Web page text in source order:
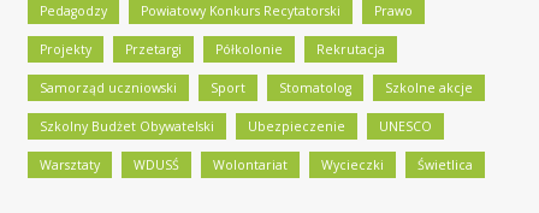
Pedagodzy Powiatowy Konkurs Recytatorski Prawo
Projekty Przetargi Półkolonie Rekrutacja
Samorząd uczniowski Sport Stomatolog Szkolne akcje
Szkolny Budżet Obywatelski Ubezpieczenie UNESCO
Warsztaty WDUSŚ Wolontariat Wycieczki Świetlica